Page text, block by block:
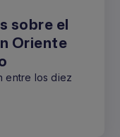
sobre el
Oriente
entre los diez